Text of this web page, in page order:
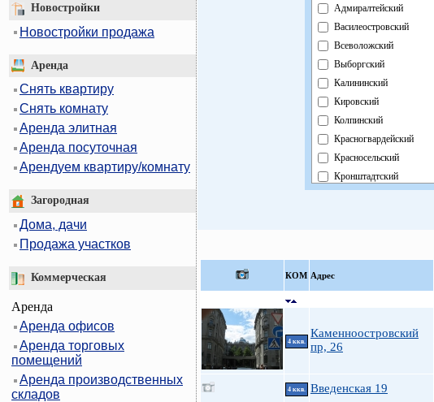
Новостройки
Новостройки продажа
Аренда
Снять квартиру
Снять комнату
Аренда элитная
Аренда посуточная
Арендуем квартиру/комнату
Загородная
Дома, дачи
Продажа участков
Коммерческая
Аренда
Аренда офисов
Аренда торговых
помещений
Аренда производственных
складов
Адмиралтейский
Василеостровский
Всеволожский
Выборгский
Калининский
Кировский
Колпинский
Красногвардейский
Красносельский
Кронштадтский
Петроградский
Пушкинский
Центральный
КOМ Адрес
4 ккв.
Каменноостровский
пр, 26
4 ккв. Введенская 19